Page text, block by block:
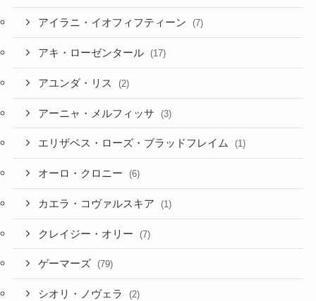
ときのそら (45)
アイラニ・イオフィフティーン (7)
アキ・ローゼンタール (17)
アユンダ・リス (2)
アーニャ・メルフィッサ (3)
エリザベス・ローズ・ブラッドフレイム (1)
オーロ・クロニー (6)
カエラ・コヴァルスキア (1)
クレイジー・オリー (7)
ゲーマーズ (79)